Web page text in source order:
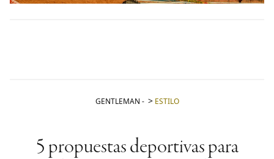
GENTLEMAN - ESTILO
5 propuestas deportivas para